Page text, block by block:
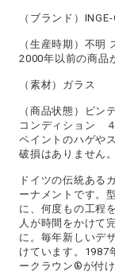
（ブランド）
（生産時期）不明
2000年以前の商品
（素材）ガラス
（商品状態）ビ
コンディション
ペイントのハゲや
破損はありません。
ドイツの伝統ある
ーナメントです。
に、何度もの工程
人が時間をかけて
に。毎年新しいデ
けています。1987
ークラウン®が付け